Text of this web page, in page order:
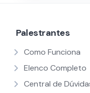
Palestrantes
Como Funciona
Elenco Completo
Central de